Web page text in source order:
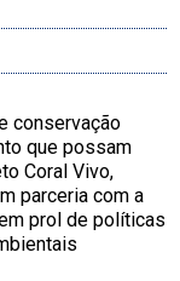
conservação
que possam
Coral Vivo,
parceria com a
prol de políticas